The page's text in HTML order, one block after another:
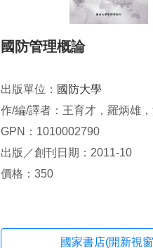
國防管理概論
出版單位： 國防大學
作/編/譯者：王育才，羅炳雄
GPN：1010002790
出版／創刊日期：2011-10
價格：350
國家書店(開新視